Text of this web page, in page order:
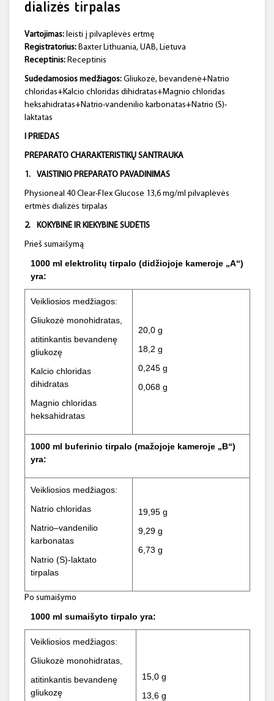
dializės tirpalas
Vartojimas: leisti į pilvaplėvės ertmę
Registratorius: Baxter Lithuania, UAB, Lietuva
Receptinis: Receptinis
Sudedamosios medžiagos: Gliukozė, bevandenė+Natrio
chloridas+Kalcio chloridas dihidratas+Magnio chloridas
heksahidratas+Natrio-vandenilio karbonatas+Natrio (S)-
laktatas
I PRIEDAS
PREPARATO CHARAKTERISTIKŲ SANTRAUKA
1. VAISTINIO PREPARATO PAVADINIMAS
Physioneal 40 Clear-Flex Glucose 13,6 mg/ml pilvaplėvės
ertmės dializės tirpalas
2. KOKYBINĖ IR KIEKYBINĖ SUDĖTIS
Prieš sumaišymą
1000 ml elektrolitų tirpalo (didžiojoje kameroje „A“)
yra:
Veikliosios medžiagos:
Gliukozė monohidratas,
atitinkantis bevandenę
gliukozę
Kalcio chloridas
dihidratas
Magnio chloridas
heksahidratas
20,0 g
18,2 g
0,245 g
0,068 g
1000 ml buferinio tirpalo (mažojoje kameroje „B“)
yra:
Veikliosios medžiagos:
Natrio chloridas
Natrio–vandenilio
karbonatas
Natrio (S)-laktato
tirpalas
19,95 g
9,29 g
6,73 g
Po sumaišymo
1000 ml sumaišyto tirpalo yra:
Veikliosios medžiagos:
Gliukozė monohidratas,
atitinkantis bevandenę
gliukozę
15,0 g
13,6 g